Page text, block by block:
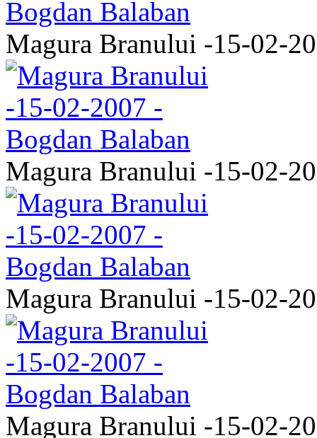
Magura Branului -15-02-
Magura Branului -15-02-
Magura Branului -15-02-
Magura Branului -15-02-